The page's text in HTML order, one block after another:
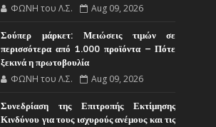
ΦΩΝΗ του Λ.Σ. Aug 09, 2026
Σούπερ μάρκετ: Μειώσεις τιμών σε
περισσότερα από 1.000 προϊόντα – Πότε
ξεκινά η πρωτοβουλία
ΦΩΝΗ του Λ.Σ. Aug 09, 2026
Συνεδρίαση της Επιτροπής Εκτίμησης
Κινδύνου για τους ισχυρούς ανέμους και τις